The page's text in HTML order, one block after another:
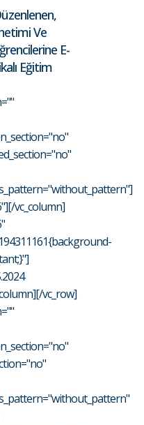
Ve
E-
Eğitim
vc_column]
vc_row]